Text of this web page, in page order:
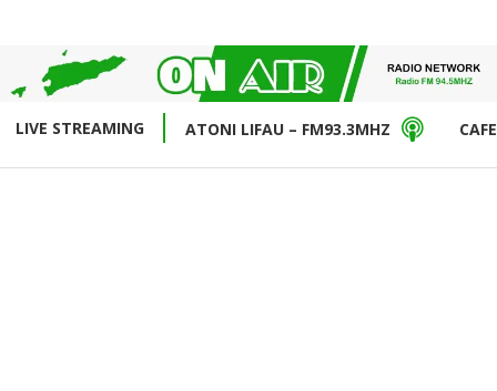
LIVE STREAMING ATONI LIFAU – FM93.3MHZ